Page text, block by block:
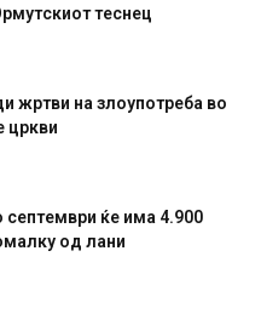
теснец
жртви на злоупотреба во
цркви
септември ќе има 4.900
од лани